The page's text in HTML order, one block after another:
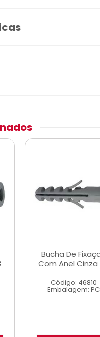
Bucha De
Com Anel Cinza
Código: 46810
Embalagem: PC